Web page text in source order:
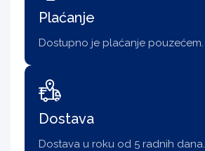
Plaćanje
Dostupno je plaćanje pouzećem.
Dostava
Dostava u roku od 5 radnih dana.